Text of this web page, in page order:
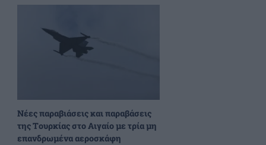
Νέες παραβιάσεις και παραβάσεις
της Τουρκίας στο Αιγαίο με τρία μη
επανδρωμένα αεροσκάφη